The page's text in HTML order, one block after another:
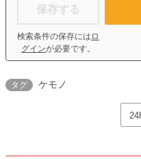
保存する
検索条件の保存には ロ
グインが必要です。
タグ ケモノ